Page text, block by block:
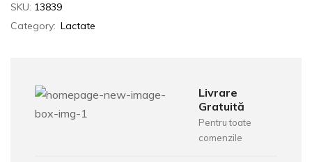
SKU: 13839
Category: Lactate
Livrare
Gratuită
Pentru toate
comenzile